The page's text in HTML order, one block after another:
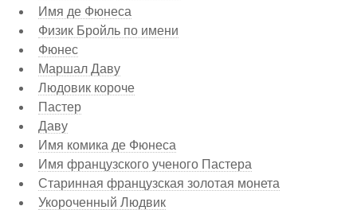
Имя де Фюнеса
Физик Бройль по имени
Фюнес
Маршал Даву
Людовик короче
Пастер
Даву
Имя комика де Фюнеса
Имя французского ученого Пастера
Старинная французская золотая монета
Укороченный Людвик